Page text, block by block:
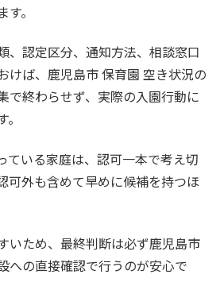
。
、認定区分、通知方法、相談窓口
けば、鹿児島市 保育園 空き状況の
で終わらせず、実際の入園行動に
ている家庭は、認可一本で考え切
可外も含めて早めに候補を持つほ
いため、最終判断は必ず鹿児島市
への直接確認で行うのが安心で